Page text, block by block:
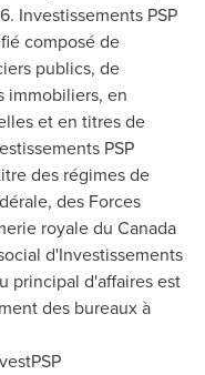
Investissements PSP
composé de
publics, de
immobiliers, en
et en titres de
PSP
des régimes de
des Forces
royale du Canada
d'Investissements
principal d'affaires est
des bureaux à